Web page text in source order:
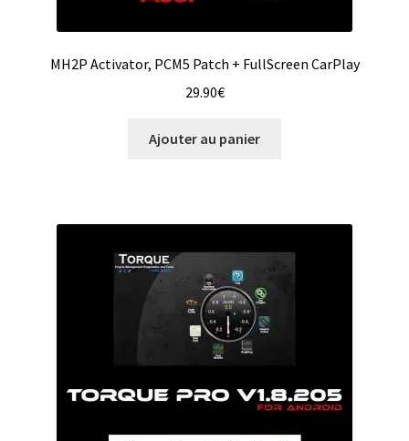
MH2P Activator, PCM5 Patch + FullScreen CarPlay
29.90€
Ajouter au panier